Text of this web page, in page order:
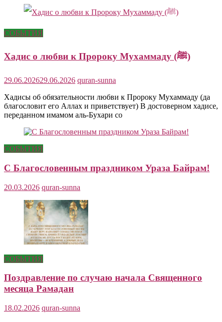
СОБЫТИЯ
Хадис о любви к Пророку Мухаммаду (ﷺ)
29.06.202629.06.2026 quran-sunna
Хадисы об обязательности любви к Пророку Мухаммаду (да
благословит его Аллах и приветствует) В достоверном хадисе,
переданном имамом аль-Бухари со
СОБЫТИЯ
С Благословенным праздником Ураза Байрам!
20.03.2026 quran-sunna
СОБЫТИЯ
Поздравление по случаю начала Священного
месяца Рамадан
18.02.2026 quran-sunna